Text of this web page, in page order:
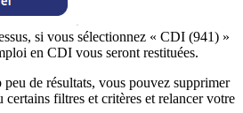
si vous sélectionnez « CDI (941) »
en CDI vous seront restituées.
de résultats, vous pouvez supprimer
certains filtres et critères et relancer votre